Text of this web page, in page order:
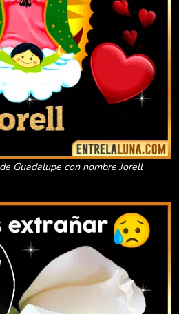
Guadalupe con nombre Jorell